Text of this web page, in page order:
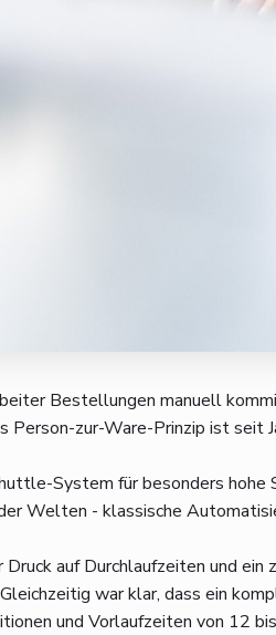
Bestellungen manuell
zur-Ware-Prinzip ist seit
System für besonders
Welten - klassische
auf Durchlaufzeiten und
war klar, dass ein
und Vorlaufzeiten von 12